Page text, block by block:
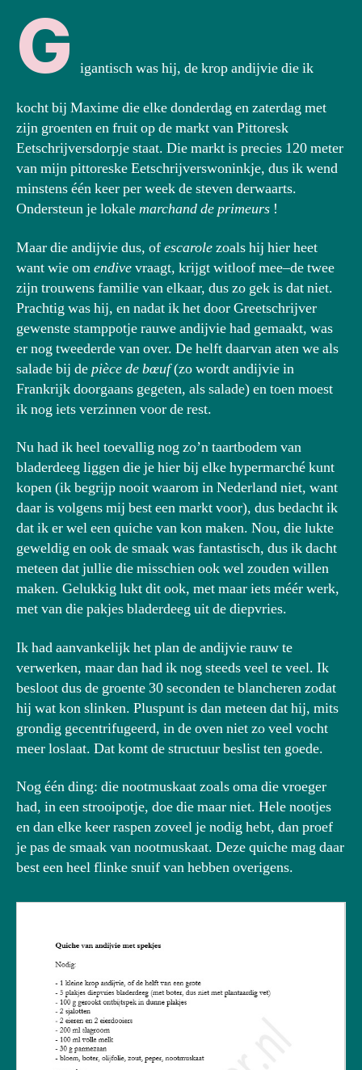
G igantisch was hij, de krop andijvie die ik
kocht bij Maxime die elke donderdag en zaterdag met
zijn groenten en fruit op de markt van Pittoresk
Eetschrijversdorpje staat. Die markt is precies 120 meter
van mijn pittoreske Eetschrijverswoninkje, dus ik wend
minstens één keer per week de steven derwaarts.
Ondersteun je lokalemarchand de primeurs !
Maar die andijvie dus, ofescarolezoals hij hier heet
want wie omendivevraagt, krijgt witloof mee–de twee
zijn trouwens familie van elkaar, dus zo gek is dat niet.
Prachtig was hij, en nadat ik het door Greetschrijver
gewenste stamppotje rauwe andijvie had gemaakt, was
er nog tweederde van over. De helft daarvan aten we als
salade bij depièce de bœuf(zo wordt andijvie in
Frankrijk doorgaans gegeten, als salade) en toen moest
ik nog iets verzinnen voor de rest.
Nu had ik heel toevallig nog zo’n taartbodem van
bladerdeeg liggen die je hier bij elke hypermarché kunt
kopen (ik begrijp nooit waarom in Nederland niet, want
daar is volgens mij best een markt voor), dus bedacht ik
dat ik er wel een quiche van kon maken. Nou, die lukte
geweldig en ook de smaak was fantastisch, dus ik dacht
meteen dat jullie die misschien ook wel zouden willen
maken. Gelukkig lukt dit ook, met maar iets méér werk,
met van die pakjes bladerdeeg uit de diepvries.
Ik had aanvankelijk het plan de andijvie rauw te
verwerken, maar dan had ik nog steeds veel te veel. Ik
besloot dus de groente 30 seconden te blancheren zodat
hij wat kon slinken. Pluspunt is dan meteen dat hij, mits
grondig gecentrifugeerd, in de oven niet zo veel vocht
meer loslaat. Dat komt de structuur beslist ten goede.
Nog één ding: die nootmuskaat zoals oma die vroeger
had, in een strooipotje, doe die maar niet. Hele nootjes
en dan elke keer raspen zoveel je nodig hebt, dan proef
je pas de smaak van nootmuskaat. Deze quiche mag daar
best een heel flinke snuif van hebben overigens.